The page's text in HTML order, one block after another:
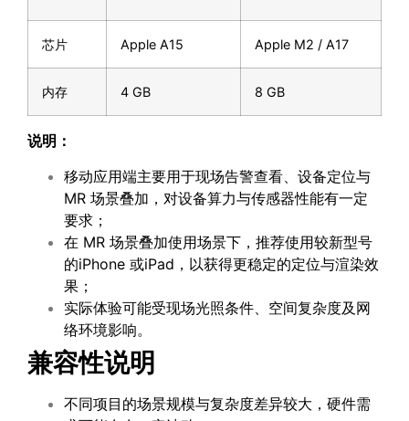
芯片 Apple A15 Apple M2 / A17
内存 4 GB 8 GB
说明：
移动应用端主要用于现场告警查看、设备定位与
MR 场景叠加，对设备算力与传感器性能有一定
要求；
在 MR 场景叠加使用场景下，推荐使用较新型号
的iPhone 或iPad，以获得更稳定的定位与渲染效
果；
实际体验可能受现场光照条件、空间复杂度及网
络环境影响。
兼容性说明
不同项目的场景规模与复杂度差异较大，硬件需